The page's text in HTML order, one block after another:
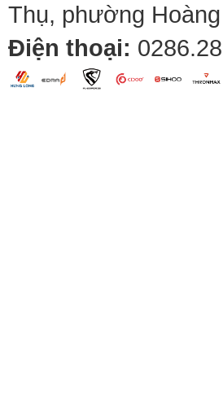
Thụ, phường
Điện thoại: